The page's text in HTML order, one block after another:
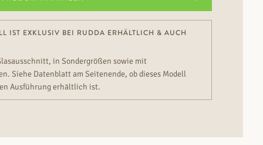
IST EXKLUSIV BEI RUDDA ERHÄLTLICH & AUCH
in Sondergrößen sowie mit
Siehe Datenblatt am Seitenende, ob dieses Modell
Ausführung erhältlich ist.